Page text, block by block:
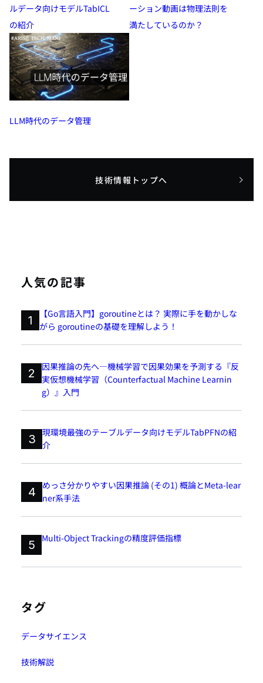
ルデータ向けモデルTabICL
の紹介
ーション動画は物理法則を
満たしているのか？
LLM時代のデータ管理
技術情報トップへ
人気の記事
1
【Go言語入門】goroutineとは？ 実際に手を動かしな
がら goroutineの基礎を理解しよう！
2
因果推論の先へ―機械学習で因果効果を予測する『反
実仮想機械学習（Counterfactual Machine Learnin
g）』入門
3 現環境最強のテーブルデータ向けモデルTabPFNの紹
介
4
めっさ分かりやすい因果推論 (その1) 概論とMeta-lear
ner系手法
5 Multi-Object Trackingの精度評価指標
タグ
データサイエンス
技術解説